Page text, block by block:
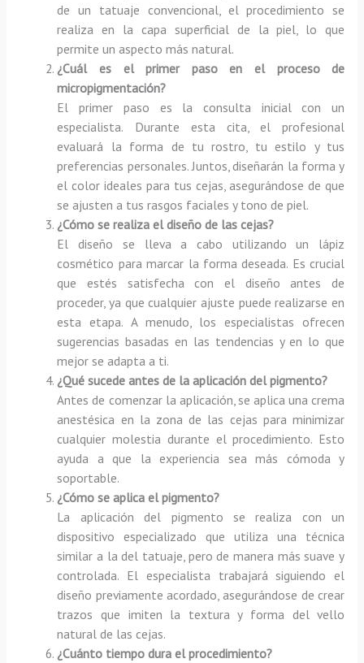
de un tatuaje convencional, el procedimiento se
realiza en la capa superficial de la piel, lo que
permite un aspecto más natural.
¿Cuál es el primer paso en el proceso de
micropigmentación?
El primer paso es la consulta inicial con un
especialista. Durante esta cita, el profesional
evaluará la forma de tu rostro, tu estilo y tus
preferencias personales. Juntos, diseñarán la forma y
el color ideales para tus cejas, asegurándose de que
se ajusten a tus rasgos faciales y tono de piel.
¿Cómo se realiza el diseño de las cejas?
El diseño se lleva a cabo utilizando un lápiz
cosmético para marcar la forma deseada. Es crucial
que estés satisfecha con el diseño antes de
proceder, ya que cualquier ajuste puede realizarse en
esta etapa. A menudo, los especialistas ofrecen
sugerencias basadas en las tendencias y en lo que
mejor se adapta a ti.
¿Qué sucede antes de la aplicación del pigmento?
Antes de comenzar la aplicación, se aplica una crema
anestésica en la zona de las cejas para minimizar
cualquier molestia durante el procedimiento. Esto
ayuda a que la experiencia sea más cómoda y
soportable.
¿Cómo se aplica el pigmento?
La aplicación del pigmento se realiza con un
dispositivo especializado que utiliza una técnica
similar a la del tatuaje, pero de manera más suave y
controlada. El especialista trabajará siguiendo el
diseño previamente acordado, asegurándose de crear
trazos que imiten la textura y forma del vello
natural de las cejas.
¿Cuánto tiempo dura el procedimiento?